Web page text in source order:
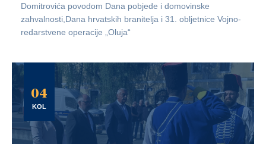
Domitrovića povodom Dana pobjede i domovinske
zahvalnosti,Dana hrvatskih branitelja i 31. obljetnice Vojno-
redarstvene operacije „Oluja“
04
KOL